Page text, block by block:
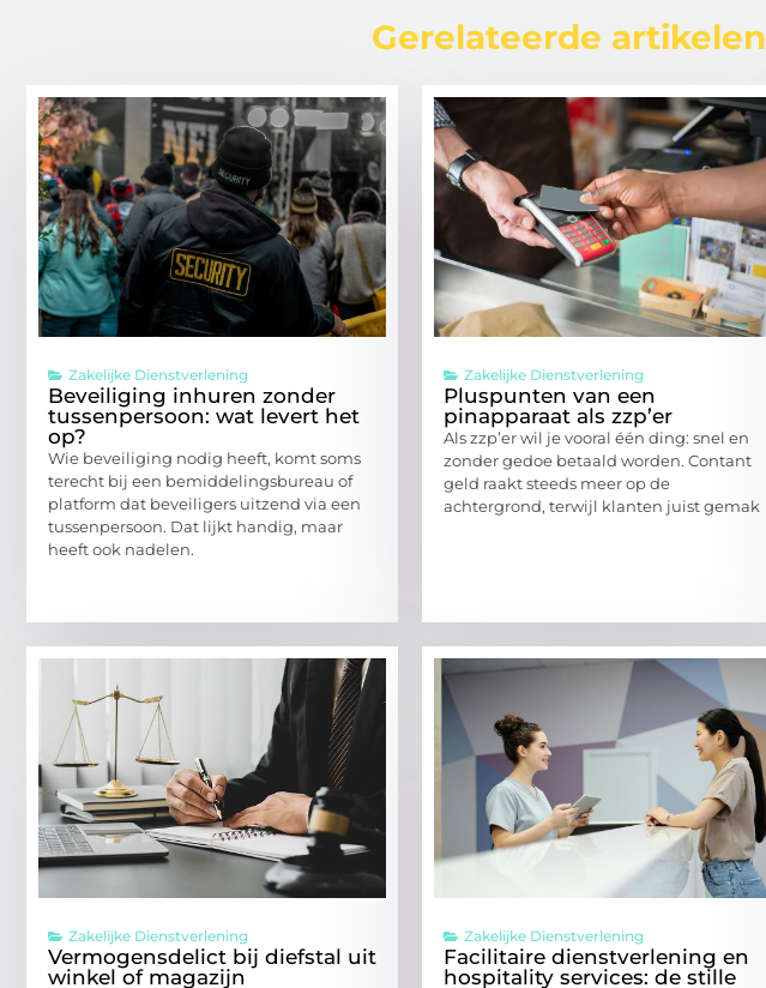
Gerelateerde artikelen
Zakelijke Dienstverlening
Beveiliging inhuren zonder
tussenpersoon: wat levert het
op?
Wie beveiliging nodig heeft, komt soms
terecht bij een bemiddelingsbureau of
platform dat beveiligers uitzend via een
tussenpersoon. Dat lijkt handig, maar
heeft ook nadelen.
Zakelijke Dienstverlening
Pluspunten van een
pinapparaat als zzp’er
Als zzp’er wil je vooral één ding: snel en
zonder gedoe betaald worden. Contant
geld raakt steeds meer op de
achtergrond, terwijl klanten juist gemak
Zakelijke Dienstverlening
Vermogensdelict bij diefstal uit
winkel of magazijn
Zakelijke Dienstverlening
Facilitaire dienstverlening en
hospitality services: de stille